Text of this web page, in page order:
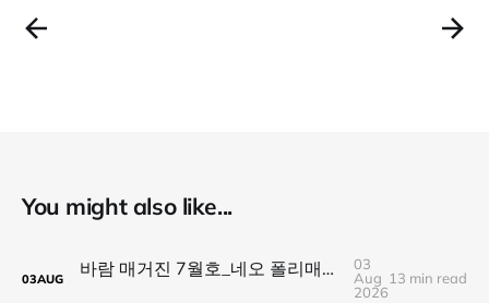
You might also like...
03AUG 바람 매거진 7월호_네오 폴리매스 : 명함 한 줄에 갇히지 않는 사람들
03
Aug
2026
13 min read